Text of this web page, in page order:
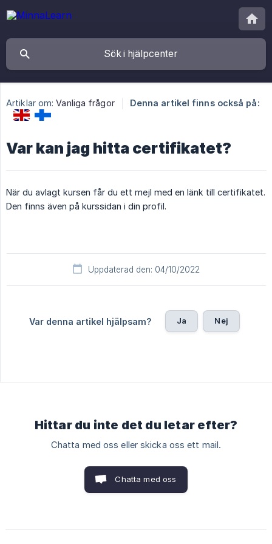
Artiklar om: Vanliga frågor Denna artikel finns också på:
Var kan jag hitta certifikatet?
När du avlagt kursen får du ett mejl med en länk till certifikatet.
Den finns även på kurssidan i din profil.
Uppdaterad den: 04/10/2022
Var denna artikel hjälpsam? Ja Nej
Hittar du inte det du letar efter?
Chatta med oss eller skicka oss ett mail.
Chatta med oss